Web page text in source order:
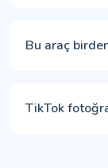
Bu araç
TikTok